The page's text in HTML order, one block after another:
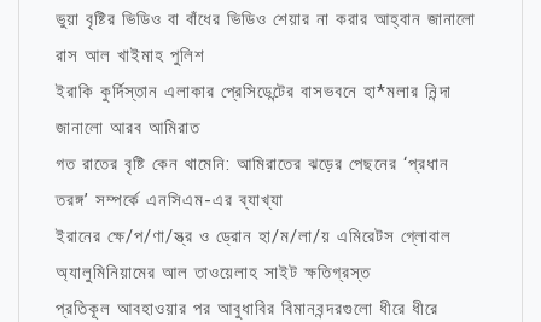
ভুয়া বৃষ্টির ভিডিও বা বাঁধের ভিডিও শেয়ার না করার আহ্বান জানালো
রাস আল খাইমাহ পুলিশ
ইরাকি কুর্দিস্তান এলাকার প্রেসিডেন্টের বাসভবনে হা*মলার নিন্দা
জানালো আরব আমিরাত
গত রাতের বৃষ্টি কেন থামেনি: আমিরাতের ঝড়ের পেছনের ‘প্রধান
তরঙ্গ’ সম্পর্কে এনসিএম-এর ব্যাখ্যা
ইরানের ক্ষে/প/ণা/স্ত্র ও ড্রোন হা/ম/লা/য় এমিরেটস গ্লোবাল
অ্যালুমিনিয়ামের আল তাওয়েলাহ সাইট ক্ষতিগ্রস্ত
প্রতিকূল আবহাওয়ার পর আবুধাবির বিমানবন্দরগুলো ধীরে ধীরে